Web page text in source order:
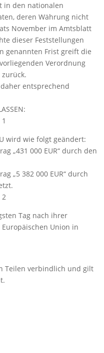
in den nationalen
deren Währung nicht
November imAmtsblatt
dieser Feststellungen
genannten Frist greift die
Verordnung
entsprechend
wird wie folgt geändert:
„431 000 EUR“ durch den
„5 382 000 EUR“ durch
2
Tag nach ihrer
Union in
Teilen verbindlich und gilt